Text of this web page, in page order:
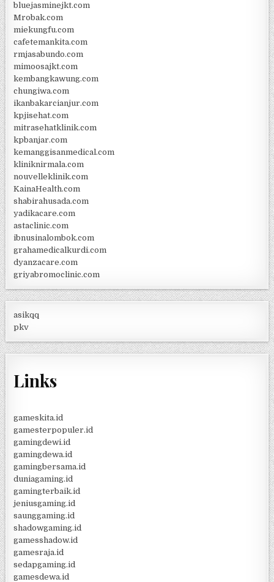
bluejasminejkt.com
Mrobak.com
miekungfu.com
cafetemankita.com
rmjasabundo.com
mimoosajkt.com
kembangkawung.com
chungiwa.com
ikanbakarcianjur.com
kpjisehat.com
mitrasehatklinik.com
kpbanjar.com
kemanggisanmedical.com
kliniknirmala.com
nouvelleklinik.com
KainaHealth.com
shabirahusada.com
yadikacare.com
astaclinic.com
ibnusinalombok.com
grahamedicalkurdi.com
dyanzacare.com
griyabromoclinic.com
asikqq
pkv
Links
gameskita.id
gamesterpopuler.id
gamingdewi.id
gamingdewa.id
gamingbersama.id
duniagaming.id
gamingterbaik.id
jeniusgaming.id
saunggaming.id
shadowgaming.id
gamesshadow.id
gamesraja.id
sedapgaming.id
gamesdewa.id